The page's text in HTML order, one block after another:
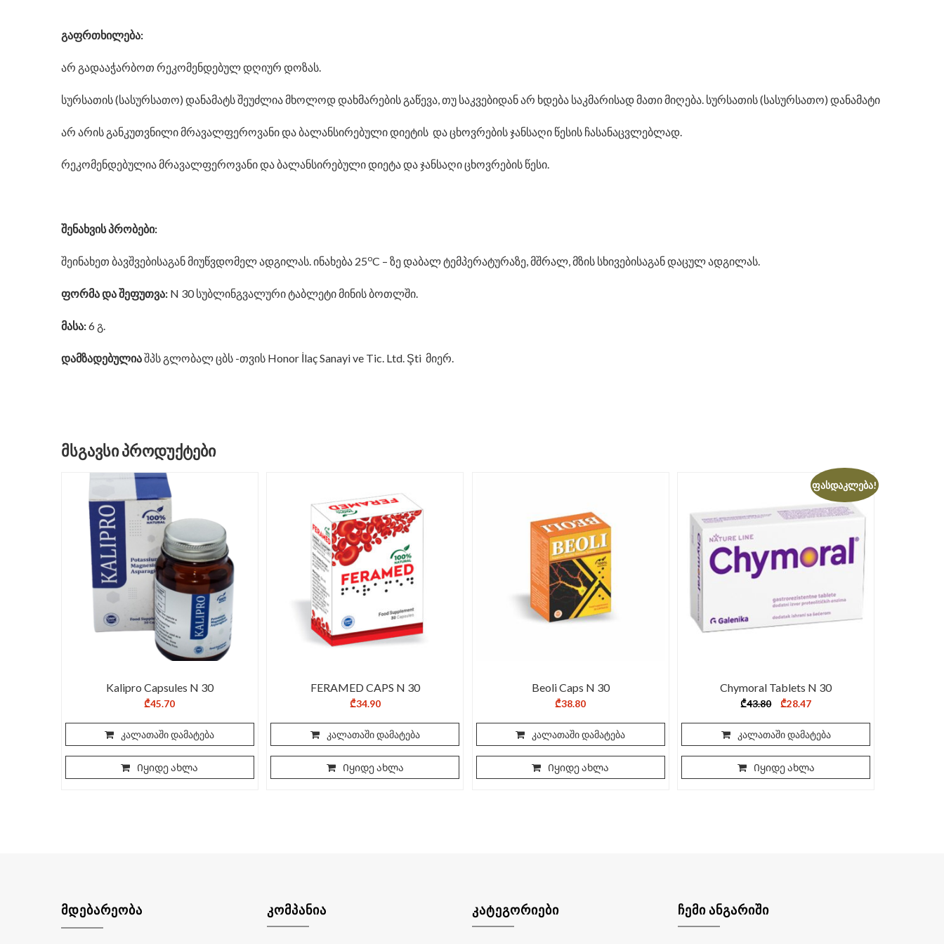
გაფრთხილება:
არ გადააჭარბოთ რეკომენდებულ დღიურ დოზას.
სურსათის (სასურსათო) დანამატს შეუძლია მხოლოდ დახმარების გაწევა, თუ საკვებიდან არ ხდება საკმარისად მათი მიღება. სურსათის (სასურსათო) დანამატი
არ არის განკუთვნილი მრავალფეროვანი და ბალანსირებული დიეტის და ცხოვრების ჯანსაღი წესის ჩასანაცვლებლად.
რეკომენდებულია მრავალფეროვანი და ბალანსირებული დიეტა და ჯანსაღი ცხოვრების წესი.
შენახვის პრობები:
შეინახეთ ბავშვებისაგან მიუწვდომელ ადგილას. ინახება 25oC – ზე დაბალ ტემპერატურაზე, მშრალ, მზის სხივებისაგან დაცულ ადგილას.
ფორმა და შეფუთვა: N 30 სუბლინგვალური ტაბლეტი მინის ბოთლში.
მასა:6 გ.
დამზადებულიაშპს გლობალ ცბს -თვის Honor İlaç Sanayi ve Tic. Ltd. Şti მიერ.
ᲛᲡᲒᲐᲕᲡᲘ ᲞᲠᲝᲓᲣᲥᲢᲔᲑᲘ
Kalipro Capsules N 30
₾45.70
კალათაში დამატება
Იყიდე ახლა
FERAMED CAPS N 30
₾34.90
კალათაში დამატება
Იყიდე ახლა
Beoli Caps N 30
₾38.80
კალათაში დამატება
Იყიდე ახლა
ფასდაკლება!
Chymoral Tablets N 30
₾43.80 Original
was:
₾43.80.
₾28.47Current
is:
₾28.47.
კალათაში დამატება
Იყიდე ახლა
ᲛᲓᲔᲑᲐᲠᲔᲝᲑᲐ ᲙᲝᲛᲞᲐᲜᲘᲐ ᲙᲐᲢᲔᲒᲝᲠᲘᲔᲑᲘ ᲩᲔᲛᲘ ᲐᲜᲒᲐᲠᲘᲨᲘ